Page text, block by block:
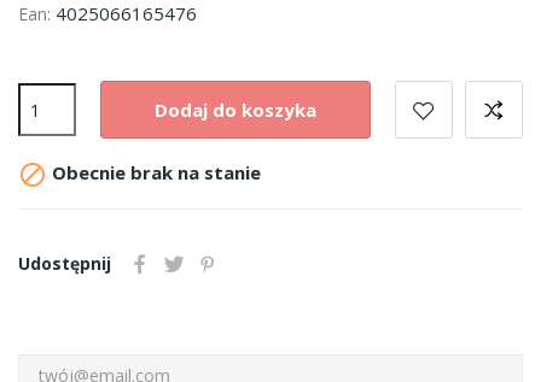
Ean: 4025066165476
Dodaj do koszyka
 Obecnie brak na stanie
Udostępnij